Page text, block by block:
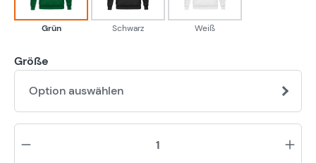
Grün Schwarz Weiß
Größe
Option auswählen